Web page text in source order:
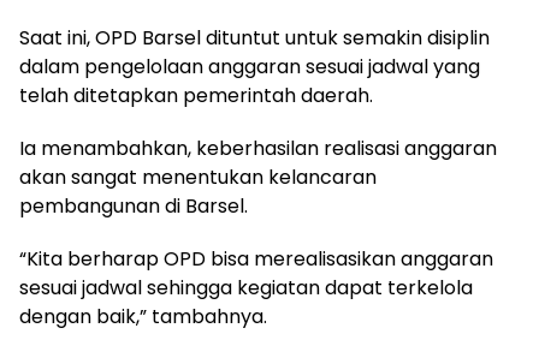
Saat ini, OPD Barsel dituntut untuk semakin disiplin
dalam pengelolaan anggaran sesuai jadwal yang
telah ditetapkan pemerintah daerah.
Ia menambahkan, keberhasilan realisasi anggaran
akan sangat menentukan kelancaran
pembangunan di Barsel.
“Kita berharap OPD bisa merealisasikan anggaran
sesuai jadwal sehingga kegiatan dapat terkelola
dengan baik,” tambahnya.